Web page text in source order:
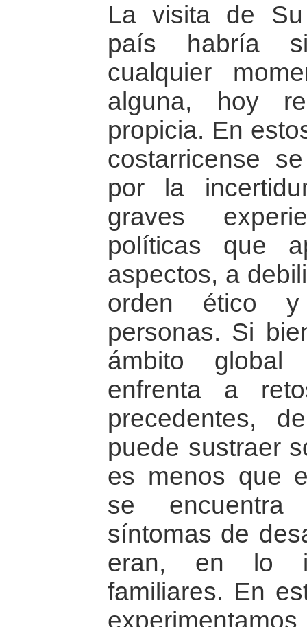
La visita de
país habría
cualquier
alguna, hoy
propicia. En
costarricense
por la
graves
políticas que
aspectos, a
orden ético
personas. Si
ámbito
enfrenta a
precedentes,
puede sustraer
es menos que
se encuentra
síntomas de
eran, en lo
familiares. En